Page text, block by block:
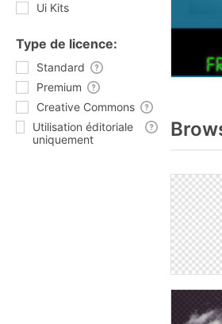
Ui Kits
Type de licence:
Standard
Premium
Creative Commons
Utilisation éditoriale
uniquement